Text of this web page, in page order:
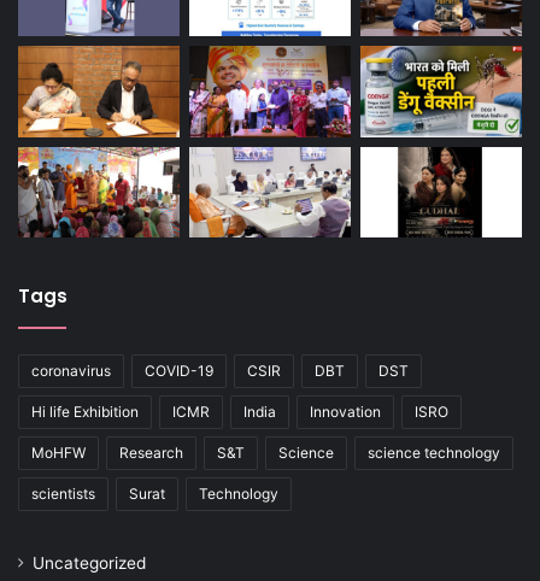
Tags
coronavirus COVID-19 CSIR DBT DST
Hi life Exhibition ICMR India Innovation ISRO
MoHFW Research S&T Science science technology
scientists Surat Technology
Uncategorized